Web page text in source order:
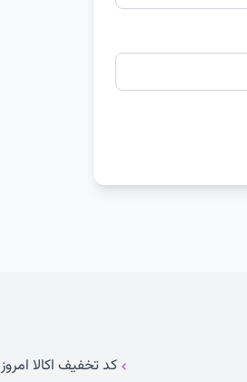
کد تخفیف اکالا امروز